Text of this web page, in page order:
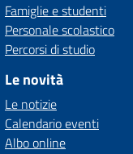
Famiglie e studenti
Personale scolastico
Percorsi di studio
Le novità
Le notizie
Calendario eventi
Albo online